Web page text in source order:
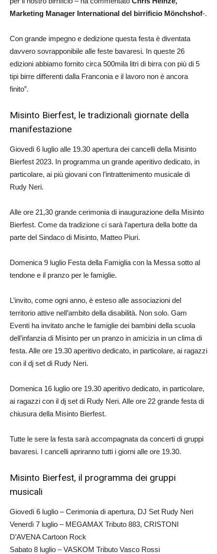
Marketing Manager International del birrificio Mönchshof-.
Con grande impegno e dedizione questa festa è diventata
davvero sovrapponibile alle feste bavaresi. In queste 26
edizioni abbiamo fornito circa 500mila litri di birra con più di 5
tipi birre differenti dalla Franconia e il lavoro non è ancora
finito”.
Misinto Bierfest, le tradizionali giornate della
manifestazione
Giovedì 6 luglio alle 19.30 apertura dei cancelli della Misinto
Bierfest 2023. In programma un grande aperitivo dedicato, in
particolare, ai più giovani con l’intrattenimento musicale di
Rudy Neri.
Alle ore 21,30 grande cerimonia di inaugurazione della Misinto
Bierfest. Come da tradizione ci sarà l’apertura della botte da
parte del Sindaco di Misinto, Matteo Piuri.
Domenica 9 luglio Festa della Famiglia con la Messa sotto al
tendone e il pranzo per le famiglie.
L’invito, come ogni anno, è esteso alle associazioni del
territorio attive nell’ambito della disabilità. Non solo. Gam
Eventi ha invitato anche le famiglie dei bambini della scuola
dell’infanzia di Misinto per un pranzo in amicizia in un clima di
festa. Alle ore 19.30 aperitivo dedicato, in particolare, ai ragazzi
con il dj set di Rudy Neri.
Domenica 16 luglio ore 19.30 aperitivo dedicato, in particolare,
ai ragazzi con il dj set di Rudy Neri. Alle ore 22 grande festa di
chiusura della Misinto Bierfest.
Tutte le sere la festa sarà accompagnata da concerti di gruppi
bavaresi. I cancelli apriranno tutti i giorni alle ore 19.30.
Misinto Bierfest, il programma dei gruppi
musicali
Giovedì 6 luglio – Cerimonia di apertura, DJ Set Rudy Neri
Venerdì 7 luglio – MEGAMAX Tributo 883, CRISTONI
D’AVENA Cartoon Rock
Sabato 8 luglio – VASKOM Tributo Vasco Rossi